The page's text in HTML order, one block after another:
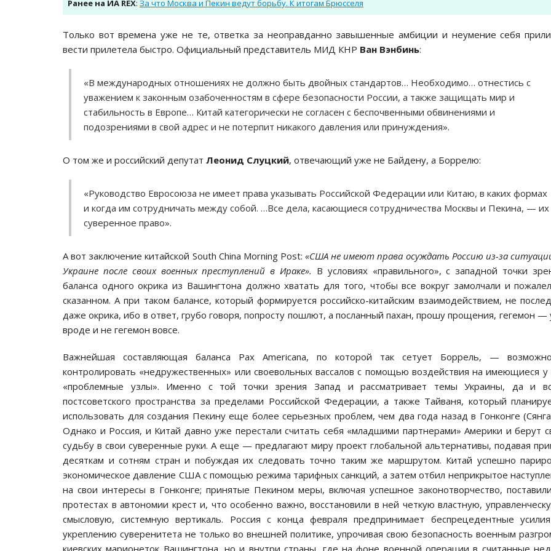
Ранее на ИА REX: За что Москва и Пекин ведут борьбу. К итогам Брюсселя
Только вот времена уже не те, ответка за неоправданно завышенные амбиции и неумение себя
вести прилетела быстро. Официальный представитель МИД КНР Ван Вэнбинь:
«В международных отношениях не должно быть двойных стандартов… Необходимо… отнестись с
уважением к законным озабоченностям в сфере безопасности России, а также защищать мир и
стабильность в Европе… Китай категорически не согласен с беспочвенными обвинениями и
подозрениями в свой адрес и не потерпит никакого давления или принуждения».
О том же и российский депутат Леонид Слуцкий, отвечающий уже не Байдену, а Боррелю:
«Руководство Евросоюза не имеет права указывать Российской Федерации или Китаю, в каких формах
и когда им сотрудничать между собой. …Все дела, касающиеся сотрудничества Москвы и Пекина, — их
суверенное право».
А вот заключение китайской South China Morning Post: «США не имеют права осуждать Россию из-за
Украине после своих военных преступлений в Ираке». В условиях «правильного», с западной точки
баланса одного окрика из Вашингтона должно хватать для того, чтобы все вокруг замолчали и
сказанном. А при таком балансе, который формируется российско-китайским взаимодействием, не
даже окрика, ибо в ответ, грубо говоря, попросту пошлют, а посланный пахан, прошу прощения, гегемон —
вроде и не гегемон вовсе.
Важнейшая составляющая баланса Pax Americana, по которой так сетует Боррель, —
контролировать «недружественных» или своевольных вассалов с помощью воздействия на имеющиеся у
«проблемные узлы». Именно с той точки зрения Запад и рассматривает темы Украины, да и
постсоветского пространства за пределами Российской Федерации, а также Тайваня, который
использовать для создания Пекину еще более серьезных проблем, чем два года назад в Гонконге
Однако и Россия, и Китай давно уже перестали считать себя «младшими партнерами» Америки и берут
судьбу в свои суверенные руки. А еще — предлагают миру проект глобальной альтернативы, подавая
десяткам и сотням стран и побуждая их следовать точно таким же маршрутом. Китай успешно
экономическое давление США с помощью режима тарифных санкций, а затем отбил неприкрытое
на свои интересы в Гонконге; принятые Пекином меры, включая успешное законотворчество,
протестах в автономии крест и, что особенно важно, восстановили в ней четкую властную,
смысловую, системную вертикаль. Россия с конца февраля предпринимает беспрецедентные
укреплению суверенитета не только во внешней политике, упрочивая свою безопасность военным
киевских марионеток Вашингтона, но и внутри страны, где на фоне военной операции в считанные